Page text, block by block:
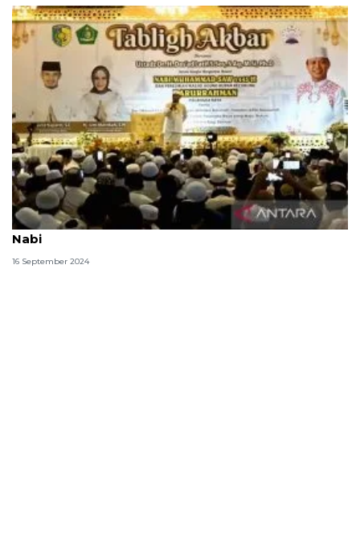
Contoh susunan acara dalam peringatan Maulid
Nabi
16 September 2024